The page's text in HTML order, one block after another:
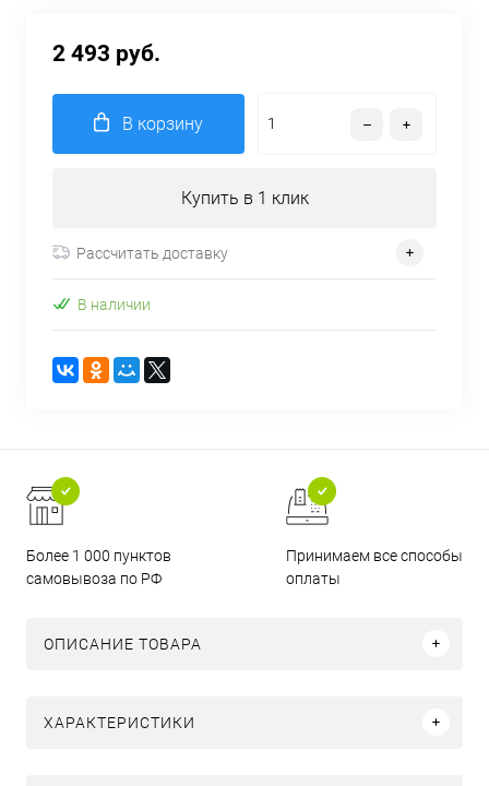
2 493 руб.
В корзину
Купить в 1 клик
Рассчитать доставку
В наличии
Более 1 000 пунктов
самовывоза по РФ
Принимаем все способы
оплаты
ОПИСАНИЕ ТОВАРА
ХАРАКТЕРИСТИКИ